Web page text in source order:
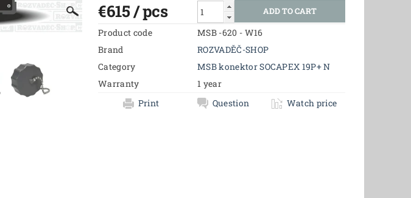
€615/ pcs
Product code
MSB -620 - W16
Brand
ROZVADĚČ-SHOP
Category
MSB konektor SOCAPEX 19P+ N
Warranty
1 year
Print
Question Watch price